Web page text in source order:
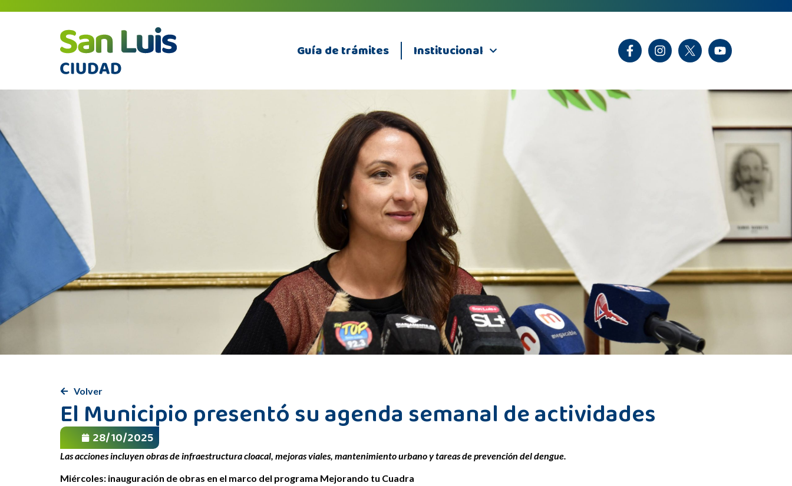
Guía de trámites Institucional
Volver
El Municipio presentó su agenda semanal de actividades
28/10/2025
Las acciones incluyen obras de infraestructura cloacal, mejoras viales, mantenimiento urbano y tareas de prevención del dengue.
Miércoles: inauguración de obras en el marco del programa Mejorando tu Cuadra